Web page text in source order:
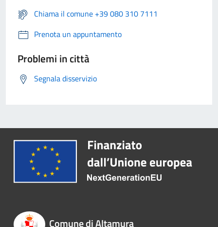
Chiama il comune +39 080 310 7111
Prenota un appuntamento
Problemi in città
Segnala disservizio
Comune di Altamura